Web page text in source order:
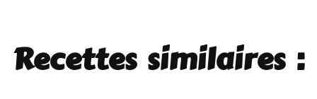
Recettes similaires :